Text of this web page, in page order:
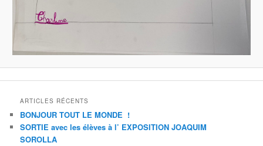
ARTICLES RÉCENTS
BONJOUR TOUT LE MONDE !
SORTIE avec les élèves à l’ EXPOSITION JOAQUIM
SOROLLA